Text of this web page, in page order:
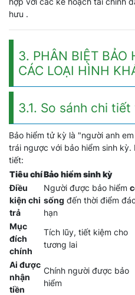
hưu .
3. PHÂN BIỆT BẢO
CÁC LOẠI HÌNH
3.1. So sánh chi
Bảo hiểm tử kỳ là "người anh
trái ngược với bảo hiểm sinh
tiết:
Tiêu chíBảo hiểm sinh kỳ
Điều
kiện chi
trả
Người được bảo hiểm
sống đến thời điểm
hạn
Mục
đích
chính
Tích lũy, tiết kiệm cho
tương lai
Ai được
nhận
tiền
Chính người được bảo
hiểm